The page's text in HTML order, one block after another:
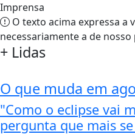
Imprensa
O texto acima expressa a
necessariamente a de nosso
+ Lidas
O que muda em
"Como o eclipse vai
pergunta que mais